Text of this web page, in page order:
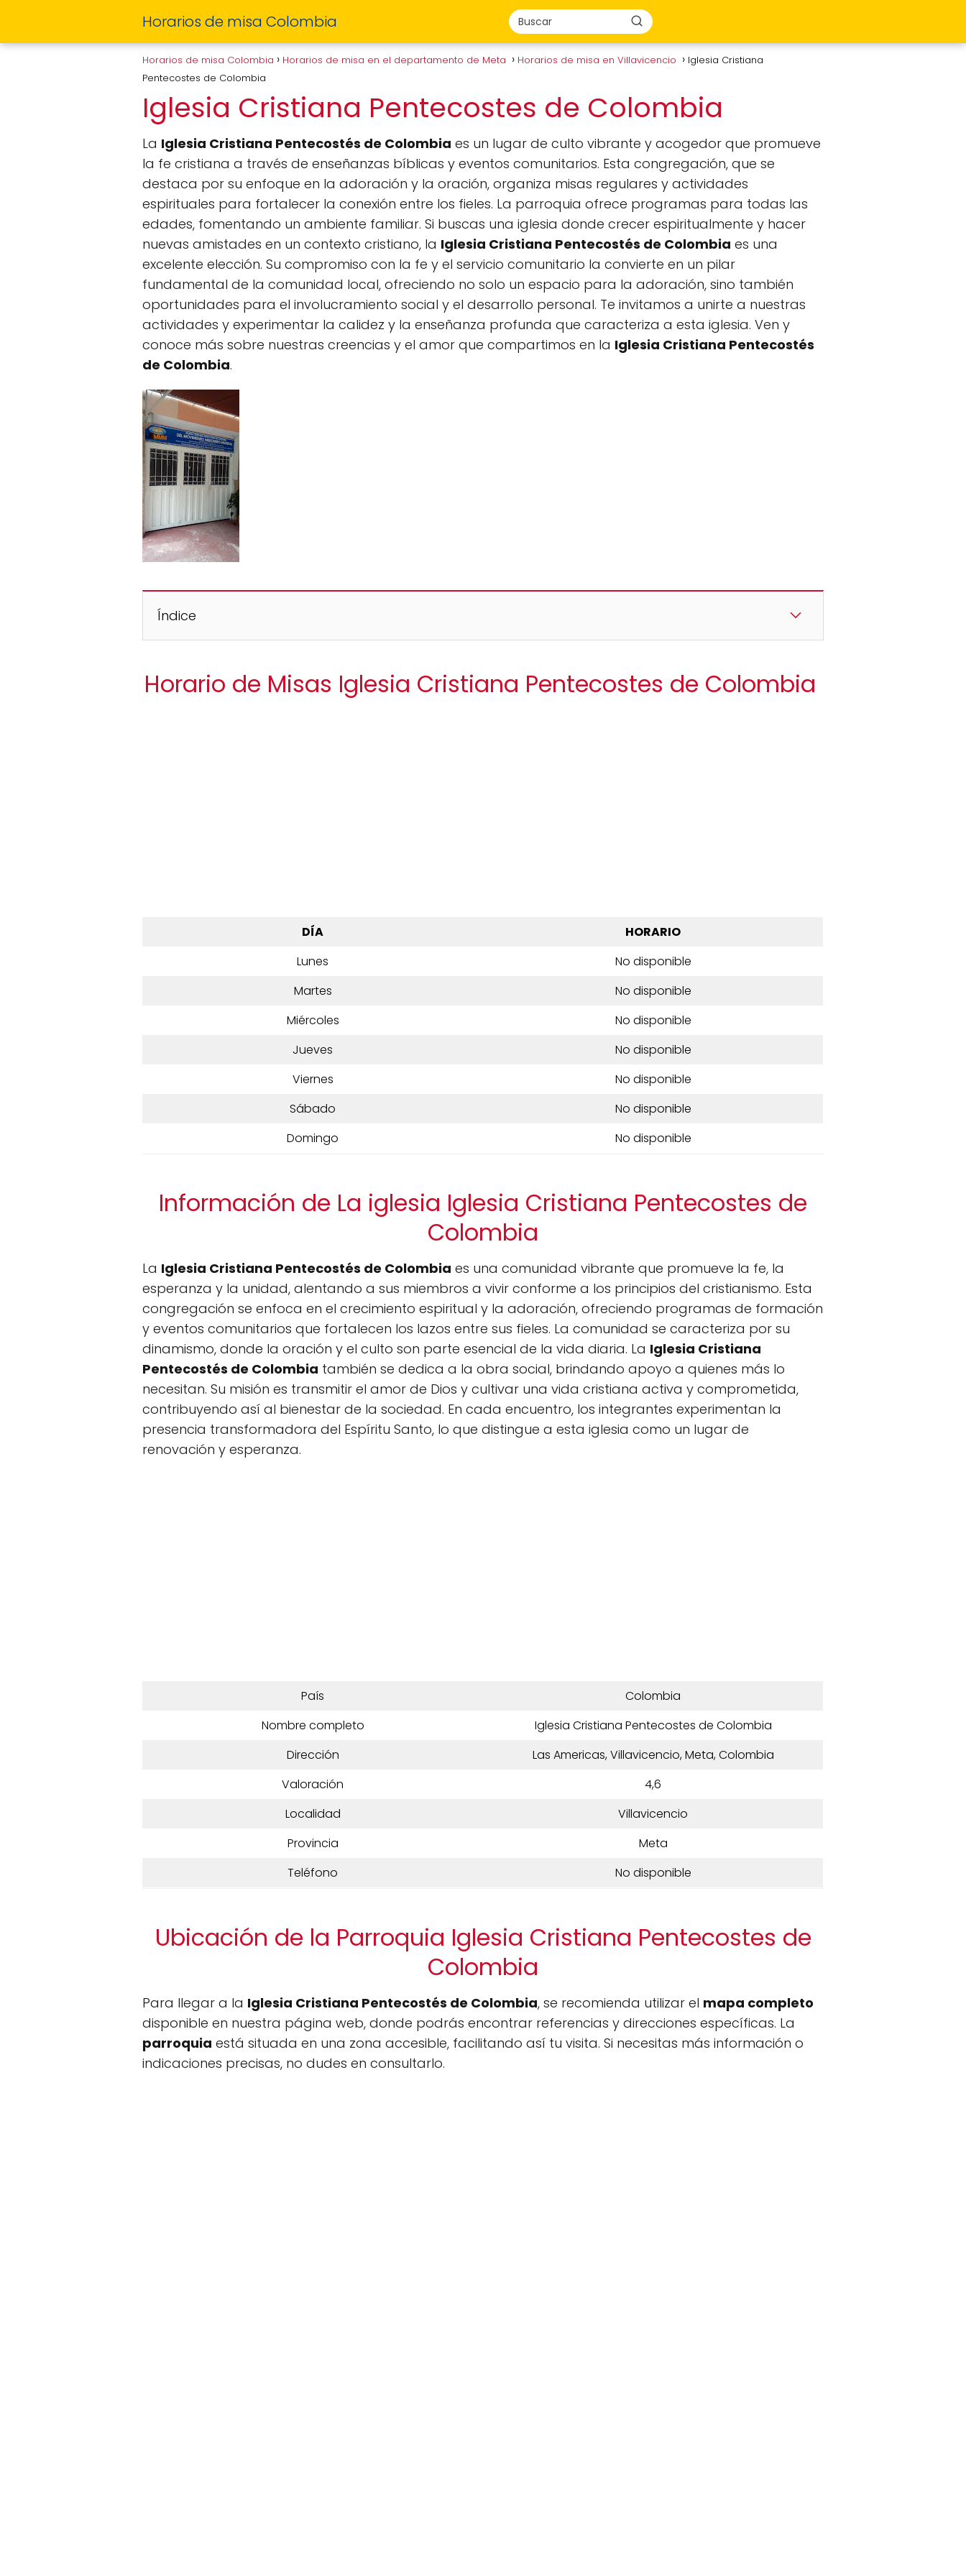
Horarios de misa Colombia
Horarios de misa Colombia Horarios de misa en el departamento de Meta Horarios de misa en Villavicencio
Iglesia Cristiana
Pentecostes de Colombia
Iglesia Cristiana Pentecostes de Colombia
La Iglesia Cristiana Pentecostés de Colombia es un lugar de culto vibrante y acogedor que promueve
la fe cristiana a través de enseñanzas bíblicas y eventos comunitarios. Esta congregación, que se
destaca por su enfoque en la adoración y la oración, organiza misas regulares y actividades
espirituales para fortalecer la conexión entre los fieles. La parroquia ofrece programas para todas las
edades, fomentando un ambiente familiar. Si buscas una iglesia donde crecer espiritualmente y hacer
nuevas amistades en un contexto cristiano, la Iglesia Cristiana Pentecostés de Colombia es una
excelente elección. Su compromiso con la fe y el servicio comunitario la convierte en un pilar
fundamental de la comunidad local, ofreciendo no solo un espacio para la adoración, sino también
oportunidades para el involucramiento social y el desarrollo personal. Te invitamos a unirte a nuestras
actividades y experimentar la calidez y la enseñanza profunda que caracteriza a esta iglesia. Ven y
conoce más sobre nuestras creencias y el amor que compartimos en la Iglesia Cristiana Pentecostés
de Colombia.
Índice
Horario de Misas Iglesia Cristiana Pentecostes de Colombia
DÍA
HORARIO
Lunes
No disponible
Martes
No disponible
Miércoles
No disponible
Jueves
No disponible
Viernes
No disponible
Sábado
No disponible
Domingo
No disponible
Información de La iglesia Iglesia Cristiana Pentecostes de
Colombia
La Iglesia Cristiana Pentecostés de Colombia es una comunidad vibrante que promueve la fe, la
esperanza y la unidad, alentando a sus miembros a vivir conforme a los principios del cristianismo. Esta
congregación se enfoca en el crecimiento espiritual y la adoración, ofreciendo programas de formación
y eventos comunitarios que fortalecen los lazos entre sus fieles. La comunidad se caracteriza por su
dinamismo, donde la oración y el culto son parte esencial de la vida diaria. La Iglesia Cristiana
Pentecostés de Colombia también se dedica a la obra social, brindando apoyo a quienes más lo
necesitan. Su misión es transmitir el amor de Dios y cultivar una vida cristiana activa y comprometida,
contribuyendo así al bienestar de la sociedad. En cada encuentro, los integrantes experimentan la
presencia transformadora del Espíritu Santo, lo que distingue a esta iglesia como un lugar de
renovación y esperanza.
País
Colombia
Nombre completo
Iglesia Cristiana Pentecostes de Colombia
Dirección
Las Americas, Villavicencio, Meta, Colombia
Valoración
4,6
Localidad
Villavicencio
Provincia
Meta
Teléfono
No disponible
Ubicación de la Parroquia Iglesia Cristiana Pentecostes de
Colombia
Para llegar a la Iglesia Cristiana Pentecostés de Colombia, se recomienda utilizar el mapa completo
disponible en nuestra página web, donde podrás encontrar referencias y direcciones específicas. La
parroquia está situada en una zona accesible, facilitando así tu visita. Si necesitas más información o
indicaciones precisas, no dudes en consultarlo.